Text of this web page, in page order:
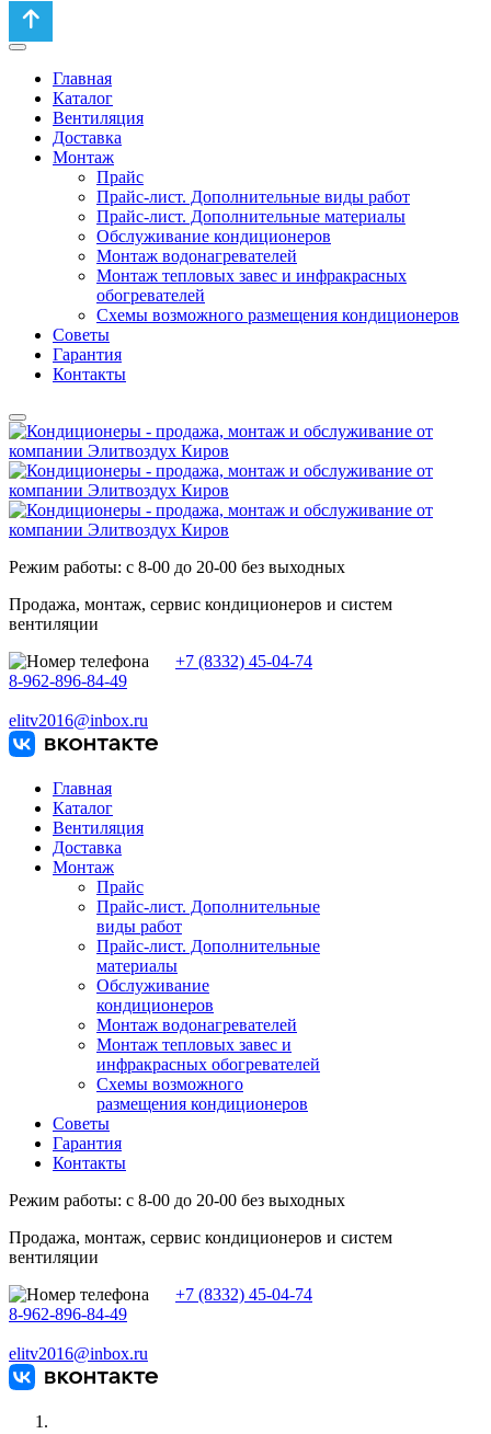
Главная
Каталог
Вентиляция
Доставка
Монтаж
Прайс
Прайс-лист. Дополнительные виды работ
Прайс-лист. Дополнительные материалы
Обслуживание кондиционеров
Монтаж водонагревателей
Монтаж тепловых завес и инфракрасных
обогревателей
Схемы возможного размещения кондиционеров
Советы
Гарантия
Контакты
Режим работы: с 8-00 до 20-00 без выходных
Продажа, монтаж, сервис кондиционеров и систем
вентиляции
+7 (8332) 45-04-74
8-962-896-84-49
elitv2016@inbox.ru
Главная
Каталог
Вентиляция
Доставка
Монтаж
Прайс
Прайс-лист. Дополнительные
виды работ
Прайс-лист. Дополнительные
материалы
Обслуживание
кондиционеров
Монтаж водонагревателей
Монтаж тепловых завес и
инфракрасных обогревателей
Схемы возможного
размещения кондиционеров
Советы
Гарантия
Контакты
Режим работы: с 8-00 до 20-00 без выходных
Продажа, монтаж, сервис кондиционеров и систем
вентиляции
+7 (8332) 45-04-74
8-962-896-84-49
elitv2016@inbox.ru